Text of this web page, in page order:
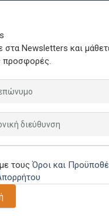
στα Newsletters και
προσφορές.
τουςΌροι και